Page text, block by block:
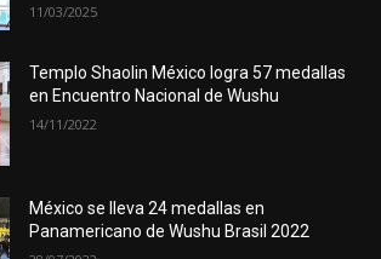
11/03/2025
Templo Shaolin México logra 57 medallas
en Encuentro Nacional de Wushu
14/11/2022
México se lleva 24 medallas en
Panamericano de Wushu Brasil 2022